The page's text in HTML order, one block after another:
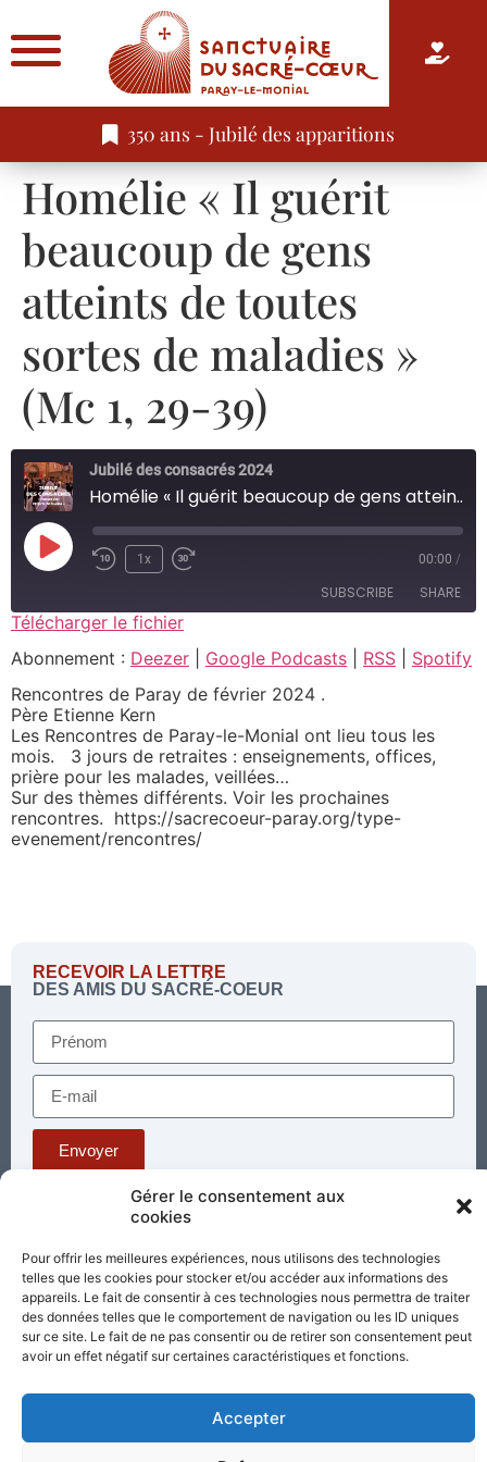
Gérer le consentement aux
cookies
Pour offrir les meilleures expériences, nous utilisons des technologies
telles que les cookies pour stocker et/ou accéder aux informations des
appareils. Le fait de consentir à ces technologies nous permettra de traiter
des données telles que le comportement de navigation ou les ID uniques
sur ce site. Le fait de ne pas consentir ou de retirer son consentement peut
avoir un effet négatif sur certaines caractéristiques et fonctions.
Accepter
350 ans - Jubilé des apparitions
Homélie « Il guérit
beaucoup de gens
atteints de toutes
sortes de maladies »
(Mc 1, 29-39)
Jubilé des consacrés 2024
Homélie « Il guérit beaucoup de gens atteints de toutes sortes de maladies » (Mc 1, 29-39)
1x 00:00 /
SUBSCRIBE SHARE
Deezer Google Podcasts
RSS Spotify
RSS FEED
SHARE
LINK
EMBED
Télécharger le fichier
Abonnement : Deezer Google Podcasts RSS
Spotify
Rencontres de Paray de février 2024 .
Père Etienne Kern
Les Rencontres de Paray-le-Monial ont lieu tous les
mois. 3 jours de retraites : enseignements, offices,
prière pour les malades, veillées…
Sur des thèmes différents. Voir les prochaines
rencontres. https://sacrecoeur-paray.org/type-
evenement/rencontres/
RECEVOIR LA LETTRE
DES AMIS DU SACRÉ-COEUR
Envoyer
Téléphone : 03 85 81 56 00
standard@sacrecoeur-paray.org
Paray TV
Agenda Nous contacter
Nos
partenaires
Mentions
légales
Partagez cette page